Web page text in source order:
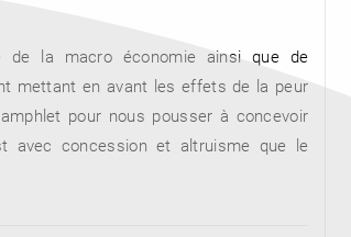
de la macro économie ainsi que de
mettant en avant les effets de la peur
pour nous pousser à concevoir
avec concession et altruisme que le